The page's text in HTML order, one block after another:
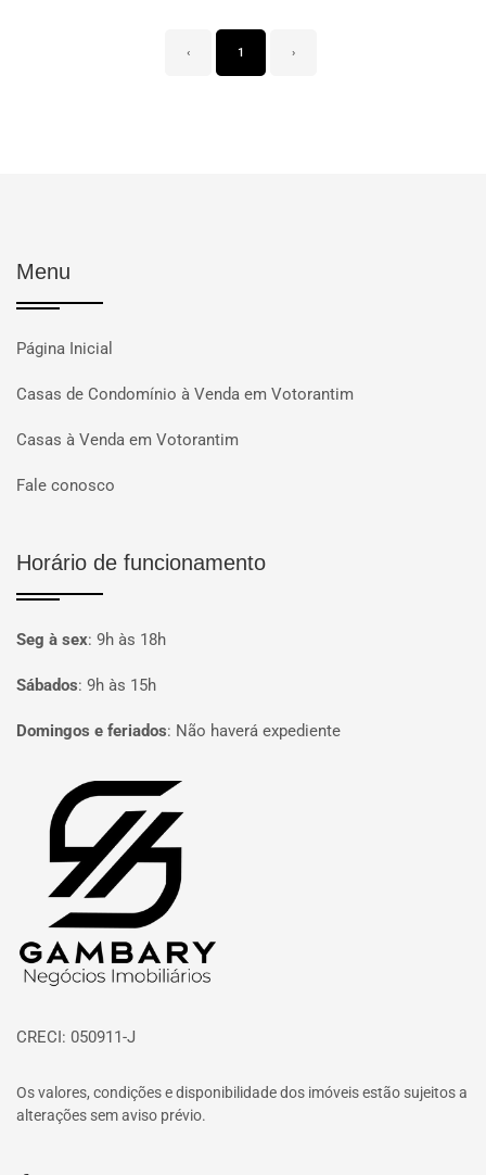
‹ 1 ›
Menu
Página Inicial
Casas de Condomínio à Venda em Votorantim
Casas à Venda em Votorantim
Fale conosco
Horário de funcionamento
Seg à sex: 9h às 18h
Sábados: 9h às 15h
Domingos e feriados: Não haverá expediente
Página inicial
CRECI: 050911-J
Os valores, condições e disponibilidade dos imóveis estão sujeitos a
alterações sem aviso prévio.